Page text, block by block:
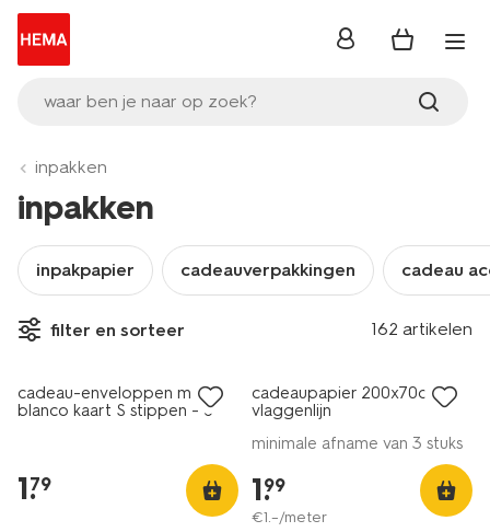
waar ben je naar op zoek?
inloggen
inpakken
inpakken
inpakpapier cadeauverpakkingen cadeau
filter en sorteer 162 artikelen
cadeau-enveloppen met
blanco kaart S stippen - 6
1.
79
cadeaupapier 200x70cm
vlaggenlijn
minimale afname van 3 stuks
1.
99
€1.–/meter